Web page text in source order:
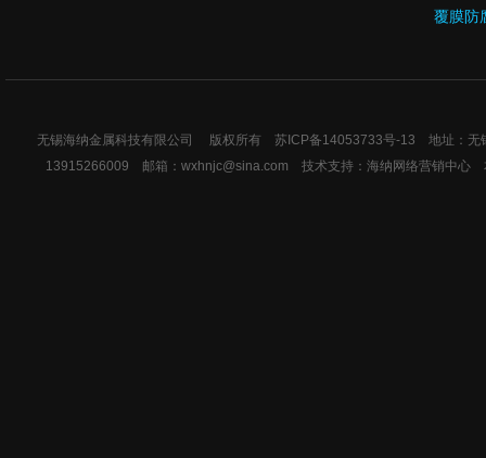
覆膜防
无锡海纳金属科技有限公司 版权所有 苏ICP备14053733号-13 地址：无
13915266009 邮箱：wxhnjc@sina.com 技术支持： 海纳网络营销中心